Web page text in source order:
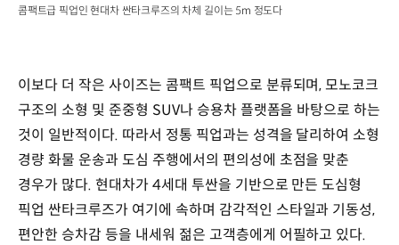
콤팩트급 픽업인 현대차 싼타크루즈의 차체 길이는 5m 정도다
이보다 더 작은 사이즈는 콤팩트 픽업으로 분류되며, 모노코크
구조의 소형 및 준중형 SUV나 승용차 플랫폼을 바탕으로 하는
것이 일반적이다. 따라서 정통 픽업과는 성격을 달리하여 소형
경량 화물 운송과 도심 주행에서의 편의성에 초점을 맞춘
경우가 많다. 현대차가 4세대 투싼을 기반으로 만든 도심형
픽업 싼타크루즈가 여기에 속하며 감각적인 스타일과 기동성,
편안한 승차감 등을 내세워 젊은 고객층에게 어필하고 있다.